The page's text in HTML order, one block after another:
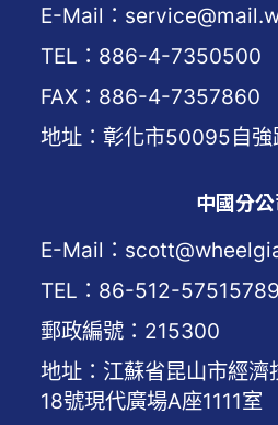
E-Mail：
TEL：886-4-7350500
FAX：886-4-7357860
地址：彰化市50095自強
中國分
E-Mail：
TEL：86-512-57515789
郵政編號：215300
地址：江蘇省昆山市經濟
18號現代廣場A座1111室